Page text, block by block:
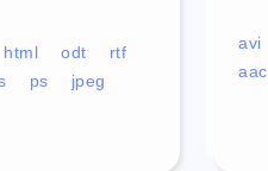
html odt
rtf
ps
jpeg
avi
aac